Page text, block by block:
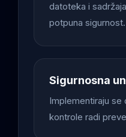
datoteka i
potpuna sigurnost.
Sigurnosna
Implementiraju
kontrole radi